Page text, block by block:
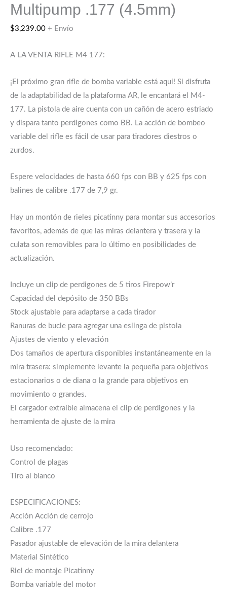
Multipump .177 (4.5mm)
$3,239.00 + Envío
A LA VENTA RIFLE M4 177:
¡El próximo gran rifle de bomba variable está aquí! Si disfruta
de la adaptabilidad de la plataforma AR, le encantará el M4-
177. La pistola de aire cuenta con un cañón de acero estriado
y dispara tanto perdigones como BB. La acción de bombeo
variable del rifle es fácil de usar para tiradores diestros o
zurdos.
Espere velocidades de hasta 660 fps con BB y 625 fps con
balines de calibre .177 de 7,9 gr.
Hay un montón de rieles picatinny para montar sus accesorios
favoritos, además de que las miras delantera y trasera y la
culata son removibles para lo último en posibilidades de
actualización.
Incluye un clip de perdigones de 5 tiros Firepow’r
Capacidad del depósito de 350 BBs
Stock ajustable para adaptarse a cada tirador
Ranuras de bucle para agregar una eslinga de pistola
Ajustes de viento y elevación
Dos tamaños de apertura disponibles instantáneamente en la
mira trasera: simplemente levante la pequeña para objetivos
estacionarios o de diana o la grande para objetivos en
movimiento o grandes.
El cargador extraíble almacena el clip de perdigones y la
herramienta de ajuste de la mira
Uso recomendado:
Control de plagas
Tiro al blanco
ESPECIFICACIONES:
Acción Acción de cerrojo
Calibre .177
Pasador ajustable de elevación de la mira delantera
Material Sintético
Riel de montaje Picatinny
Bomba variable del motor